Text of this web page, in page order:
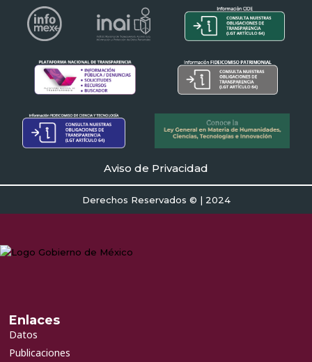
Aviso de Privacidad
Derechos Reservados © | 2024
Enlaces
Datos
Publicaciones